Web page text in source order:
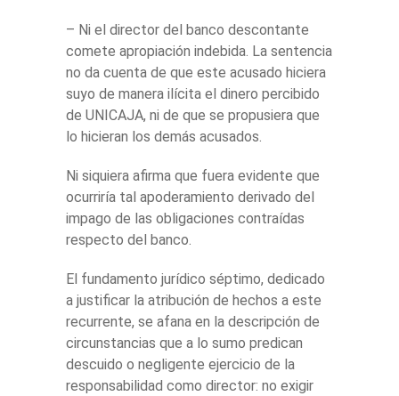
– Ni el director del banco descontante
comete apropiación indebida. La sentencia
no da cuenta de que este acusado hiciera
suyo de manera ilícita el dinero percibido
de UNICAJA, ni de que se propusiera que
lo hicieran los demás acusados.
Ni siquiera afirma que fuera evidente que
ocurriría tal apoderamiento derivado del
impago de las obligaciones contraídas
respecto del banco.
El fundamento jurídico séptimo, dedicado
a justificar la atribución de hechos a este
recurrente, se afana en la descripción de
circunstancias que a lo sumo predican
descuido o negligente ejercicio de la
responsabilidad como director: no exigir